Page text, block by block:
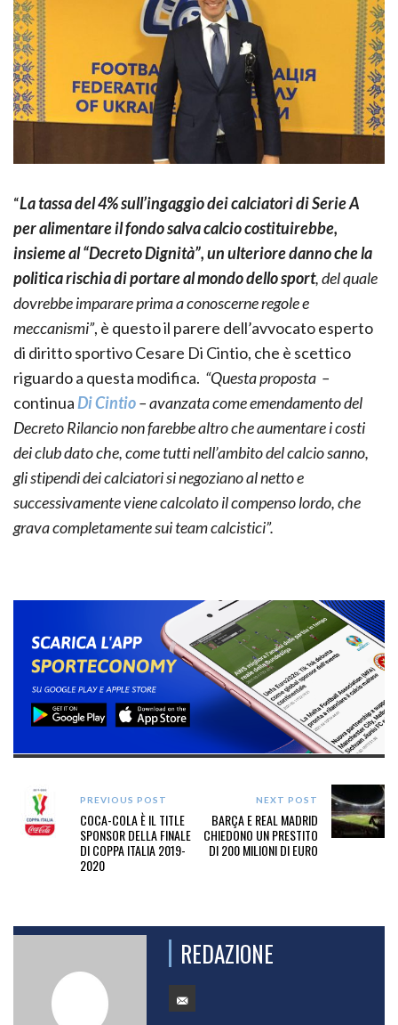
“La tassa del 4% sull’ingaggio dei calciatori di Serie A
per alimentare il fondo salva calcio costituirebbe,
insieme al “Decreto Dignità”, un ulteriore danno che la
politica rischia di portare al mondo dello sport, del quale
dovrebbe imparare prima a conoscerne regole e
meccanismi”, è questo il parere dell’avvocato esperto
di diritto sportivo Cesare Di Cintio, che è scettico
riguardo a questa modifica. “Questa proposta –
continuaDi Cintio– avanzata come emendamento del
Decreto Rilancio non farebbe altro che aumentare i costi
dei club dato che, come tutti nell’ambito del calcio sanno,
gli stipendi dei calciatori si negoziano al netto e
successivamente viene calcolato il compenso lordo, che
grava completamente sui team calcistici”.
PREVIOUS POST
COCA-COLA È IL TITLE
SPONSOR DELLA FINALE
DI COPPA ITALIA 2019-
2020
NEXT POST
BARÇA E REAL MADRID
CHIEDONO UN PRESTITO
DI 200 MILIONI DI EURO
REDAZIONE